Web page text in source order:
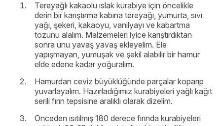
Tereyağlı kakaolu ıslak kurabiye için öncelikle
derin bir karıştırma kabına tereyağı, yumurta, sıvı
yağı, şekeri, kakaoyu, vanilyayı ve kabartma
tozunu alalım. Malzemeleri iyice karıştırdıktan
sonra unu yavaş yavaş ekleyelim. Ele
yapışmayan, yumuşak ve şekil alabilir bir hamur
elde edene kadar yoğuralım.
Hamurdan ceviz büyüklüğünde parçalar koparıp
yuvarlayalım. Hazırladığımız kurabiyeleri yağlı kağıt
serili fırın tepsisine aralıklı olarak dizelim.
Önceden ısıtılmış 180 derece fırında kurabiyeleri